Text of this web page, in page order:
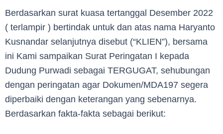
Berdasarkan surat kuasa tertanggal Desember 2022
( terlampir ) bertindak untuk dan atas nama Haryanto
Kusnandar selanjutnya disebut (“KLIEN”), bersama
ini Kami sampaikan Surat Peringatan I kepada
Dudung Purwadi sebagai TERGUGAT, sehubungan
dengan peringatan agar Dokumen/MDA197 segera
diperbaiki dengan keterangan yang sebenarnya.
Berdasarkan fakta-fakta sebagai berikut: